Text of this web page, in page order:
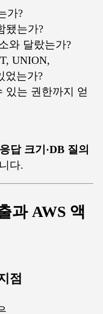
가?
됐는가?
와 달랐는가?
UNION,
었는가?
있는 권한까지 얻
답 크기·DB 질의
다.
과 AWS 액
점